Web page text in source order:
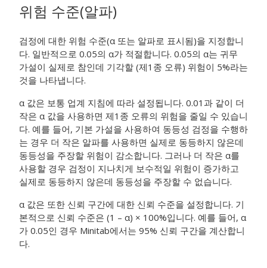
위험 수준(알파)
검정에 대한 위험 수준(α 또는 알파로 표시됨)을 지정합니
다. 일반적으로 0.05의 α가 적절합니다. 0.05의 α는 귀무
가설이 실제로 참인데 기각할 (제1종 오류) 위험이 5%라는
것을 나타냅니다.
α 값은 보통 업계 지침에 따라 설정됩니다. 0.01과 같이 더
작은 α 값을 사용하면 제1종 오류의 위험을 줄일 수 있습니
다. 예를 들어, 기본 가설을 사용하여 동등성 검정을 수행하
는 경우 더 작은 알파를 사용하면 실제로 동등하지 않은데
동등성을 주장할 위험이 감소합니다. 그러나 더 작은 α를
사용할 경우 검정이 지나치게 보수적일 위험이 증가하고
실제로 동등하지 않은데 동등성을 주장할 수 없습니다.
α 값은 또한 신뢰 구간에 대한 신뢰 수준을 설정합니다. 기
본적으로 신뢰 수준은 (1 – α) × 100%입니다. 예를 들어, α
가 0.05인 경우 Minitab에서는 95% 신뢰 구간을 계산합니
다.